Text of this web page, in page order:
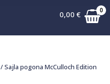
0,00 € 0
/ Sajla pogona McCulloch Edition